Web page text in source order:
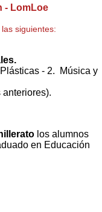
- LomLoe
siguientes:
- 2. Música y
los alumnos
en Educación